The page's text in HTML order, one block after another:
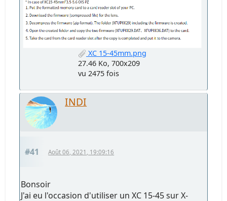
XC 15-45mm.png
27.46 Ko, 700x209
vu 2475 fois
INDI
#41 Août 06, 2021, 19:09:16
Bonsoir
J'ai eu l'occasion d'utiliser un XC 15-45 sur X-